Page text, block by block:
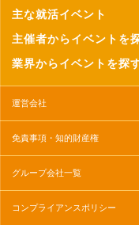
主な就活イベント
主催者からイベントを
業界からイベントを探
運営会社
免責事項・知的財産権
グループ会社一覧
コンプライアンスポリシー